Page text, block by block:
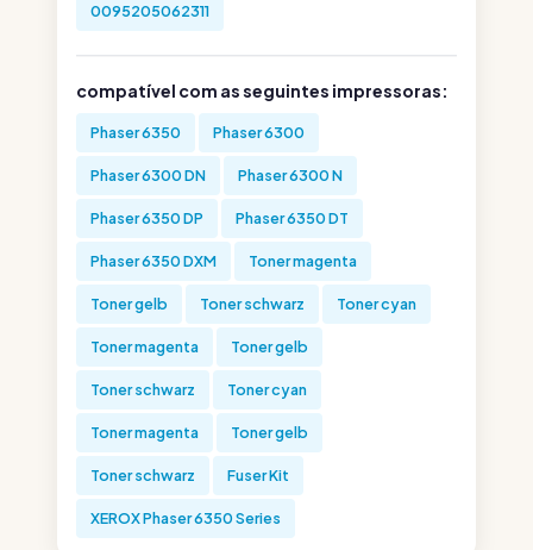
0095205062311
compatível com as seguintes impressoras:
Phaser 6350 Phaser 6300
Phaser 6300 DN Phaser 6300 N
Phaser 6350 DP Phaser 6350 DT
Phaser 6350 DXM Toner magenta
Toner gelb Toner schwarz Toner cyan
Toner magenta Toner gelb
Toner schwarz Toner cyan
Toner magenta Toner gelb
Toner schwarz Fuser Kit
XEROX Phaser 6350 Series